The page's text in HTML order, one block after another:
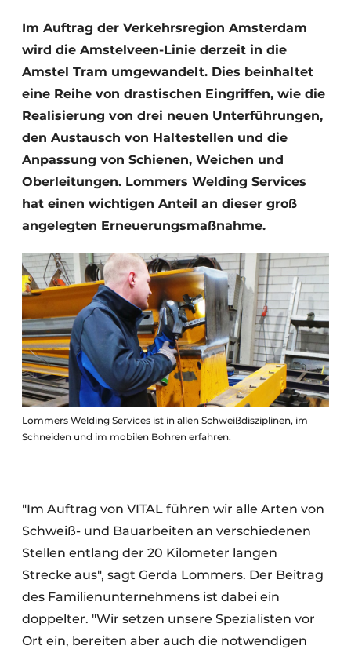
Datenschutz / Cookie-Erklärung
Ein Stellenangebot registrieren
Videos
Im Auftrag der Verkehrsregion Amsterdam
wird die Amstelveen-Linie derzeit in die
Amstel Tram umgewandelt. Dies beinhaltet
eine Reihe von drastischen Eingriffen, wie die
Realisierung von drei neuen Unterführungen,
den Austausch von Haltestellen und die
Anpassung von Schienen, Weichen und
Oberleitungen. Lommers Welding Services
hat einen wichtigen Anteil an dieser groß
angelegten Erneuerungsmaßnahme.
Lommers Welding Services ist in allen Schweißdisziplinen, im
Schneiden und im mobilen Bohren erfahren.
"Im Auftrag von VITAL führen wir alle Arten von
Schweiß- und Bauarbeiten an verschiedenen
Stellen entlang der 20 Kilometer langen
Strecke aus", sagt Gerda Lommers. Der Beitrag
des Familienunternehmens ist dabei ein
doppelter. "Wir setzen unsere Spezialisten vor
Ort ein, bereiten aber auch die notwendigen